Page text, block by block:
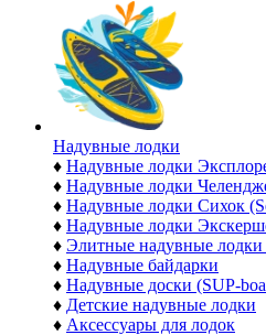
Надувные лодки
♦ Надувные лодки
♦ Надувные лодки
♦ Надувные лодки Сихок
♦ Надувные лодки
♦ Элитные надувные
♦ Надувные байдарки
♦ Надувные доски (SUP-
♦ Детские надувные лодки
♦ Аксессуары для лодок